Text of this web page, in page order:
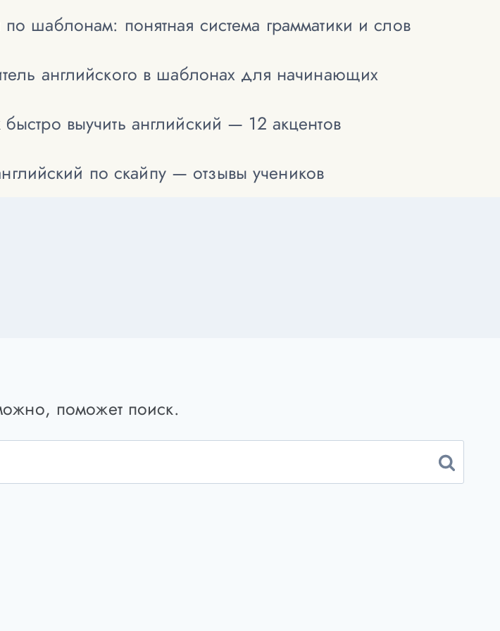
шаблонам: понятная система грамматики и слов
английского в шаблонах для начинающих
быстро выучить английский — 12 акцентов
по скайпу — отзывы учеников
поможет поиск.